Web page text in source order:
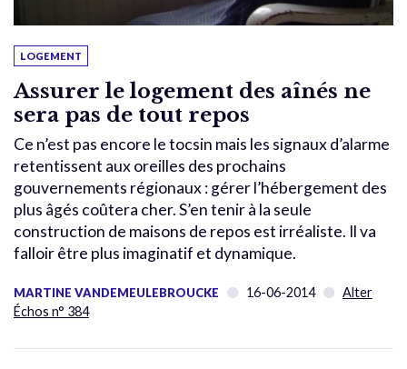
LOGEMENT
Assurer le logement des aînés ne
sera pas de tout repos
Ce n’est pas encore le tocsin mais les signaux d’alarme
retentissent aux oreilles des prochains
gouvernements régionaux : gérer l’hébergement des
plus âgés coûtera cher. S’en tenir à la seule
construction de maisons de repos est irréaliste. Il va
falloir être plus imaginatif et dynamique.
MARTINE VANDEMEULEBROUCKE 16-06-2014
Alter
Échos n° 384